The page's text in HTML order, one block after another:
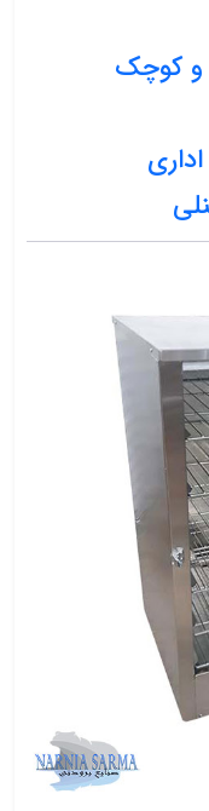
و کوچک